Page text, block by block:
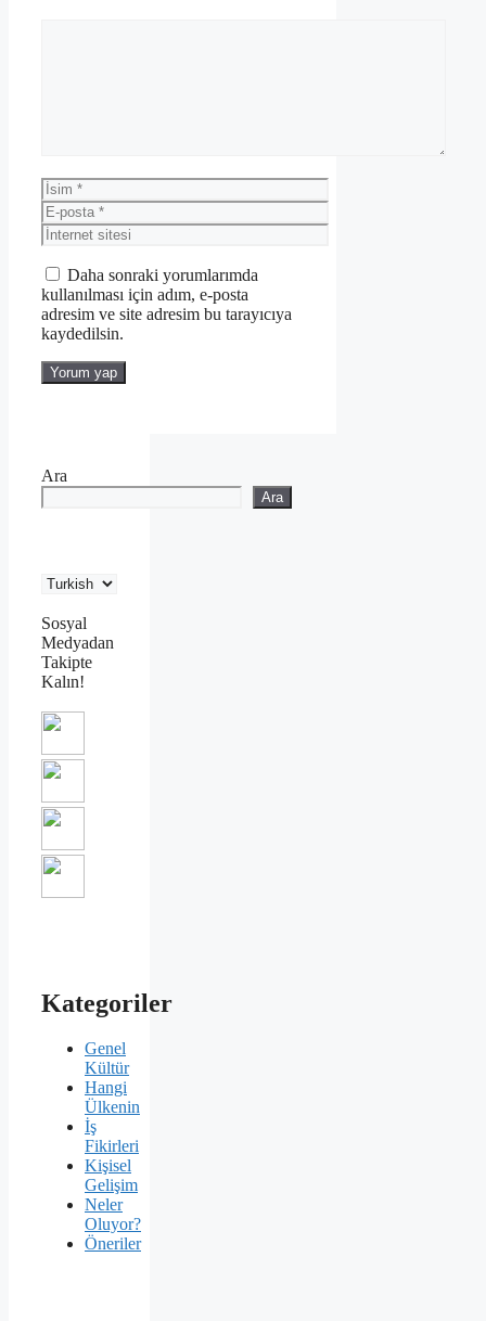
İsim
E-
posta
İnternet
sitesi
Daha sonraki yorumlarımda
kullanılması için adım, e-posta
adresim ve site adresim bu tarayıcıya
kaydedilsin.
Ara
Ara
Sosyal
Medyadan
Takipte
Kalın!
Kategoriler
Genel
Kültür
Hangi
Ülkenin
İş
Fikirleri
Kişisel
Gelişim
Neler
Oluyor?
Öneriler